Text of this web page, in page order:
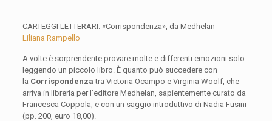
CARTEGGI LETTERARI. «Corrispondenza», da Medhelan
Liliana Rampello
A volte è sorprendente provare molte e differenti emozioni solo
leggendo un piccolo libro. È quanto può succedere con
la Corrispondenza tra Victoria Ocampo e Virginia Woolf, che
arriva in libreria per l’editore Medhelan, sapientemente curato da
Francesca Coppola, e con un saggio introduttivo di Nadia Fusini
(pp. 200, euro 18,00).